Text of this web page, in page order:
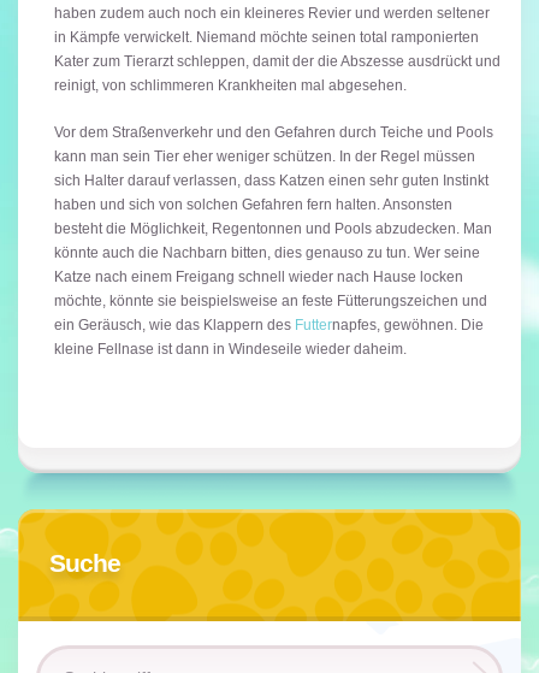
haben zudem auch noch ein kleineres Revier und werden seltener
in Kämpfe verwickelt. Niemand möchte seinen total ramponierten
Kater zum Tierarzt schleppen, damit der die Abszesse ausdrückt und
reinigt, von schlimmeren Krankheiten mal abgesehen.
Vor dem Straßenverkehr und den Gefahren durch Teiche und Pools
kann man sein Tier eher weniger schützen. In der Regel müssen
sich Halter darauf verlassen, dass Katzen einen sehr guten Instinkt
haben und sich von solchen Gefahren fern halten. Ansonsten
besteht die Möglichkeit, Regentonnen und Pools abzudecken. Man
könnte auch die Nachbarn bitten, dies genauso zu tun. Wer seine
Katze nach einem Freigang schnell wieder nach Hause locken
möchte, könnte sie beispielsweise an feste Fütterungszeichen und
ein Geräusch, wie das Klappern des Futternapfes, gewöhnen. Die
kleine Fellnase ist dann in Windeseile wieder daheim.
Suche